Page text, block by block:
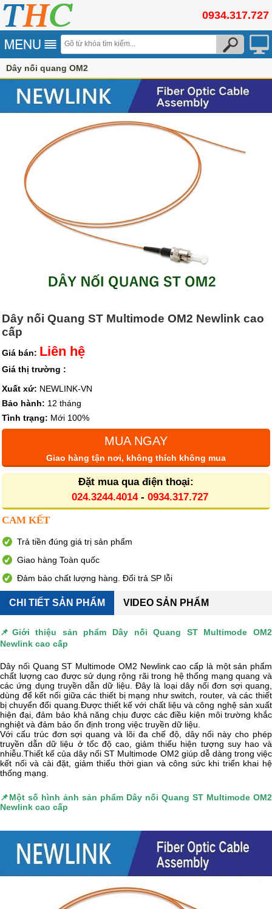
0934.317.727
Dây nối quang OM2
Dây nối Quang ST Multimode OM2 Newlink cao
cấp
Giá bán: Liên hệ
Giá thị trường :
Xuất xứ: NEWLINK-VN
Bảo hành: 12 tháng
Tình trạng: Mới 100%
MUA NGAY
Giao hàng tận nơi, không thích không mua
Đặt mua qua điện thoại:
024.3244.4014- 0934.317.727
CAM KẾT
Trả tiền đúng giá trị sản phẩm
Giao hàng Toàn quốc
Đảm bảo chất lượng hàng. Đổi trả SP lỗi
CHI TIẾT SẢN PHẨM VIDEO SẢN PHẨM
📌Giới thiệu sản phẩm Dây nối Quang ST Multimode OM2
Newlink cao cấp
Dây nối Quang ST Multimode OM2 Newlink cao cấp là một sản phẩm
chất lượng cao được sử dụng rộng rãi trong hệ thống mạng quang và
các ứng dụng truyền dẫn dữ liệu. Đây là loại dây nối đơn sợi quang,
dùng để kết nối giữa các thiết bị mạng như switch, router, và các thiết
bị chuyển đổi quang.Được thiết kế với chất liệu và công nghệ sản xuất
hiện đại, đảm bảo khả năng chịu được các điều kiện môi trường khắc
nghiệt và đảm bảo ổn định trong việc truyền dữ liệu.
Với cấu trúc đơn sợi quang và lõi đa chế độ, dây nối này cho phép
truyền dẫn dữ liệu ở tốc độ cao, giảm thiểu hiện tượng suy hao và
nhiễu.Thiết kế của dây nối ST Multimode OM2 giúp dễ dàng trong việc
kết nối và cài đặt, giảm thiểu thời gian và công sức khi triển khai hệ
thống mạng.
📌Một số hình ảnh sản phẩm Dây nối Quang ST Multimode OM2
Newlink cao cấp